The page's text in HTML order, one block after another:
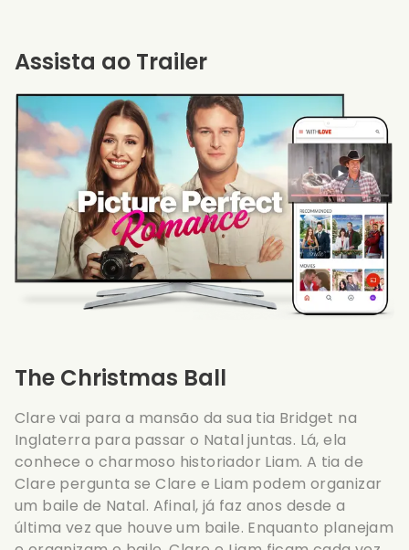
The Christmas Ball
Clare vai para a mansão da sua tia Bridget na
Inglaterra para passar o Natal juntas. Lá, ela
conhece o charmoso historiador Liam. A tia de
Clare pergunta se Clare e Liam podem organizar
um baile de Natal. Afinal, já faz anos desde a
última vez que houve um baile. Enquanto planejam
Assista ao Trailer